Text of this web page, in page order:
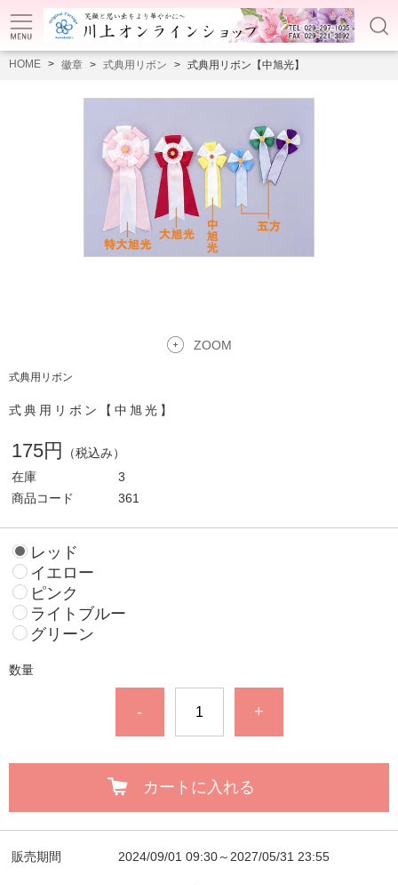
HOME 徽章 式典用リボン 式典用リボン【中旭光】
ZOOM
式典用リボン
式典用リボン【中旭光】
175円
（税込み）
在庫
3
商品コード
361
レッド
イエロー
ピンク
ライトブルー
グリーン
数量
- +
カートに入れる
販売期間 2024/09/01 09:30～2027/05/31 23:55